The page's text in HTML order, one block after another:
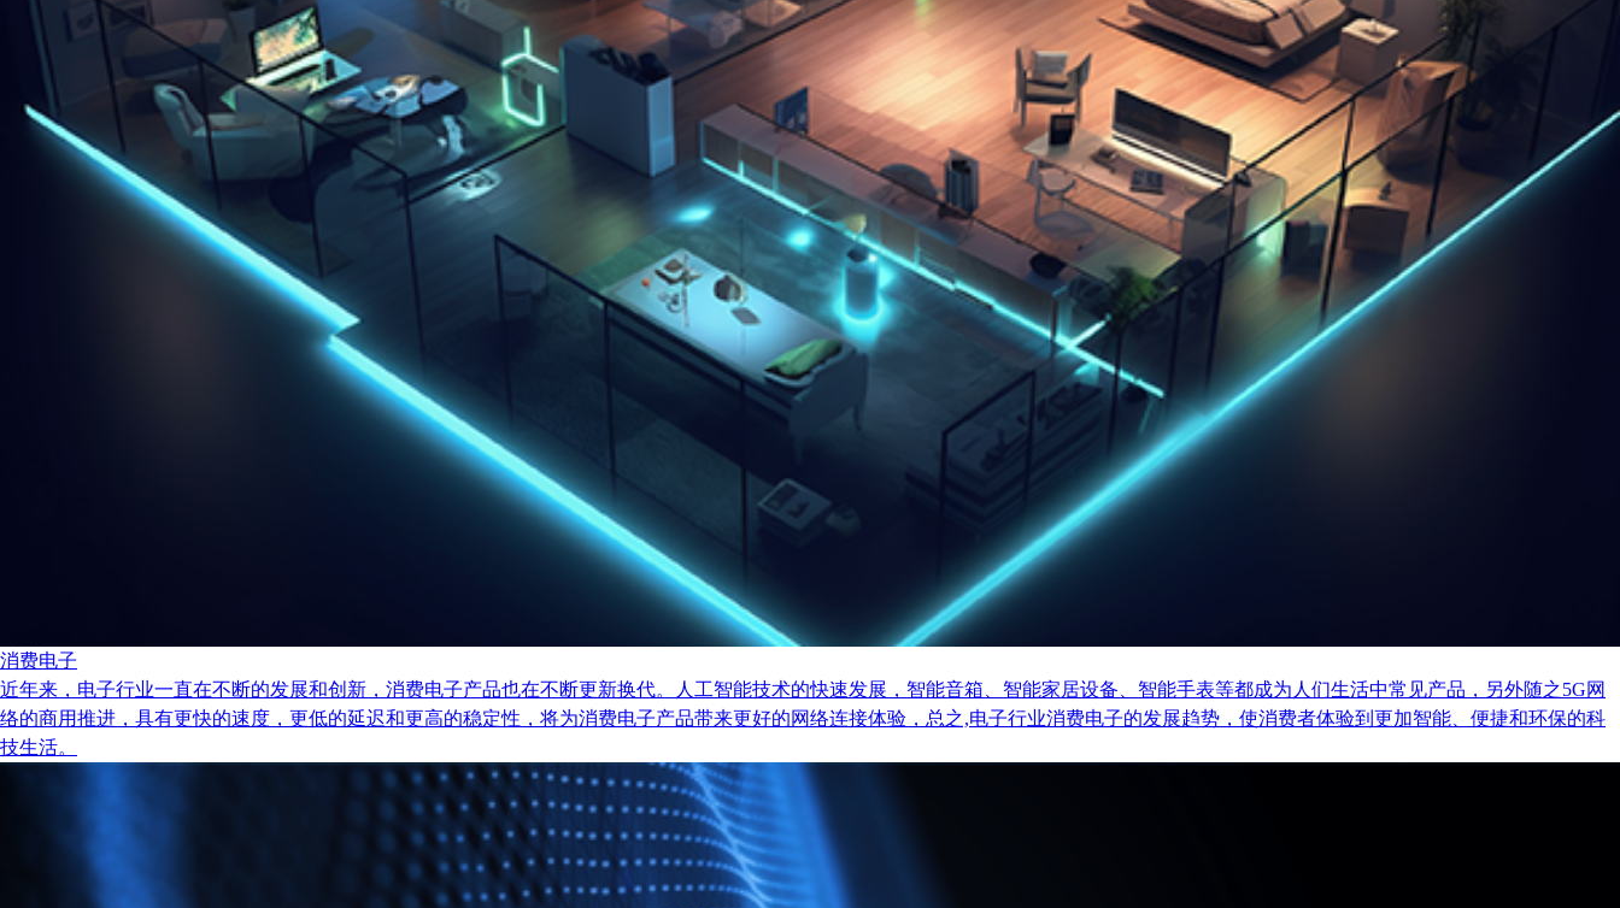
消费电子
近年来，电子行业一直在不断的发展和创新，消费电子产品也在不断更新换代。人工智能技术的快速发展，智能音箱、智能家居设备、智能手表等都成为人们生活中常见产品，另外随之5G网
络的商用推进，具有更快的速度，更低的延迟和更高的稳定性，将为消费电子产品带来更好的网络连接体验，总之,电子行业消费电子的发展趋势，使消费者体验到更加智能、便捷和环保的科
技生活。